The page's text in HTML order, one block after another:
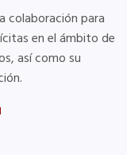
colaboración para
en el ámbito de
así como su